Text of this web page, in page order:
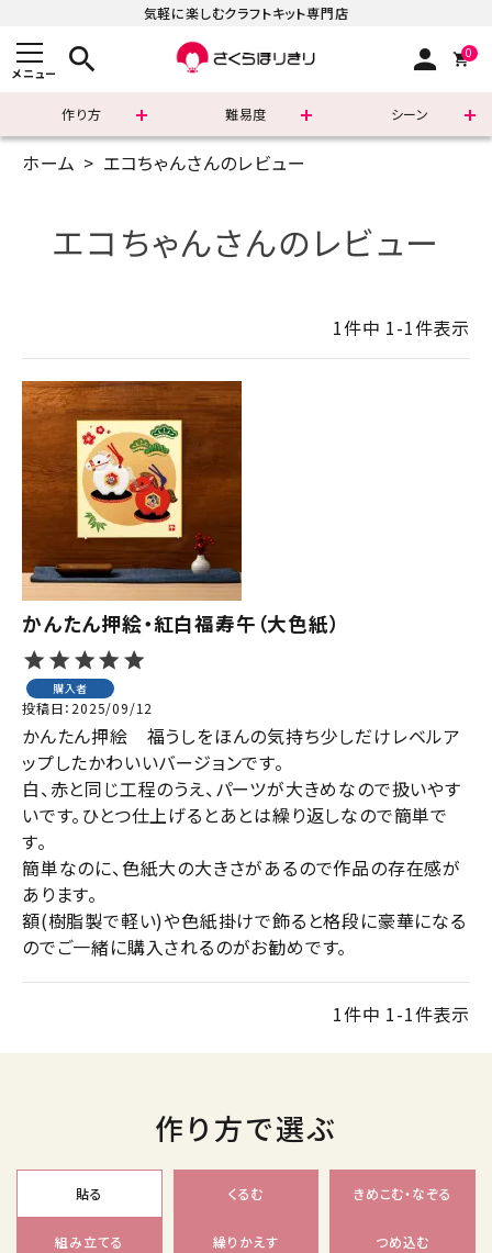
気軽に楽しむクラフトキット専門店
メニュー search person 0
作り方 難易度 シーン
まずはこちら
新着商品
診断チャート
ジャンルで選ぶ
レビューを見る
コーポレートサイト
実店舗案内
デイサービス／
介護施設関係の方へ
最新のチラシはこちら
お問い合わせ
ACCOUNT MENU
ようこそ ゲスト 様
meeting_room ログイン person 会員登録
ホーム エコちゃんさんのレビュー
エコちゃんさんのレビュー
1件中 1-1件表示
かんたん押絵・紅白福寿午（大色紙）
購入者
投稿日 2025/09/12
かんたん押絵　福うしをほんの気持ち少しだけレベルア
ップしたかわいいバージョンです。
白、赤と同じ工程のうえ、パーツが大きめなので扱いやす
いです。ひとつ仕上げるとあとは繰り返しなので簡単で
す。
簡単なのに、色紙大の大きさがあるので作品の存在感が
あります。
額(樹脂製で軽い)や色紙掛けで飾ると格段に豪華になる
のでご一緒に購入されるのがお勧めです。
1件中 1-1件表示
作り方で選ぶ
貼る くるむ きめこむ・なぞる
組み立てる 繰りかえす つめ込む